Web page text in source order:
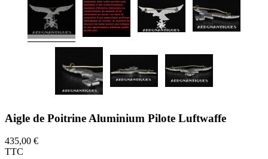
Aigle de Poitrine Aluminium Pilote Luftwaffe
435,00 €
TTC